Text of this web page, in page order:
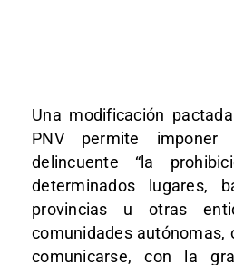
Una modificación
PNV permite imponer
delincuente “la
determinados lugares,
provincias u otras
comunidades autónomas,
comunicarse, con la